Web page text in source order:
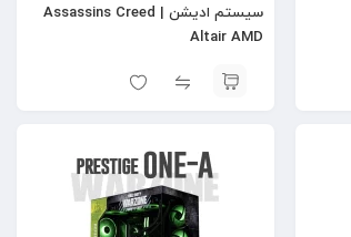
سیستم ادیشن | Assassins Creed
Altair AMD